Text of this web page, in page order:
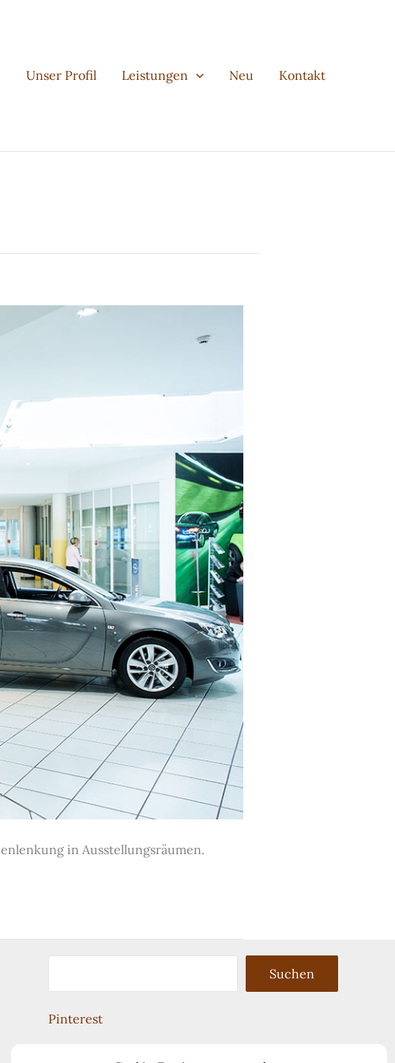
Unser Profil
Leistungen Neu Kontakt
in Ausstellungsräumen.
Suchen
Pinterest